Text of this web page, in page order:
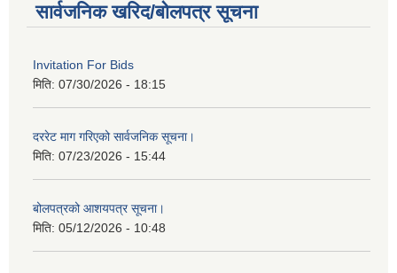
सार्वजनिक खरिद/बोलपत्र सूचना
Invitation For Bids
मिति: 07/30/2026 - 18:15
दररेट माग गरिएको सार्वजनिक सूचना।
मिति: 07/23/2026 - 15:44
बोलपत्रको आशयपत्र सूचना।
मिति: 05/12/2026 - 10:48